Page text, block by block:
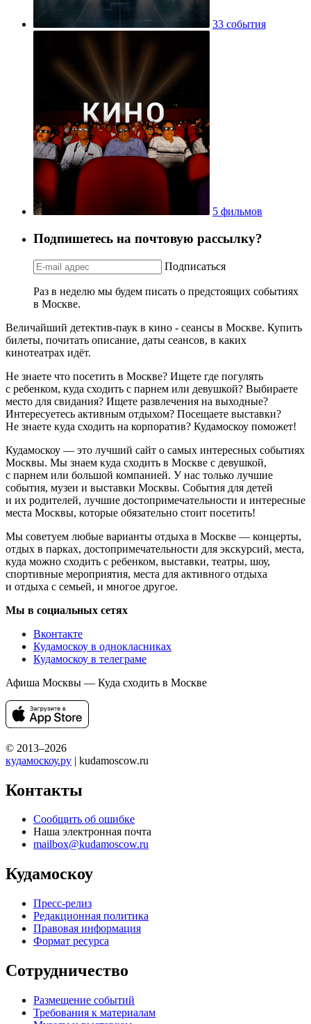
33 события
5 фильмов
Подпишетесь на почтовую рассылку?
Подписаться
Раз в неделю мы будем писать о предстоящих событиях
в Москве.
Величайший детектив-паук в кино - сеансы в Москве. Купить
билеты, почитать описание, даты сеансов, в каких
кинотеатрах идёт.
Не знаете что посетить в Москве? Ищете где погулять
с ребенком, куда сходить с парнем или девушкой? Выбираете
место для свидания? Ищете развлечения на выходные?
Интересуетесь активным отдыхом? Посещаете выставки?
Не знаете куда сходить на корпоратив? Кудамоскоу поможет!
Кудамоскоу — это лучший сайт о самых интересных событиях
Москвы. Мы знаем куда сходить в Москве с девушкой,
с парнем или большой компанией. У нас только лучшие
события, музеи и выставки Москвы. События для детей
и их родителей, лучшие достопримечательности и интересные
места Москвы, которые обязательно стоит посетить!
Мы советуем любые варианты отдыха в Москве — концерты,
отдых в парках, достопримечательности для экскурсий, места,
куда можно сходить с ребенком, выставки, театры, шоу,
спортивные мероприятия, места для активного отдыха
и отдыха с семьей, и многое другое.
Мы в социальных сетях
Вконтакте
Кудамоскоу в однокласниках
Кудамоскоу в телеграме
Афиша Москвы — Куда сходить в Москве
© 2013–2026
кудамоскоу.ру | kudamoscow.ru
Контакты
Сообщить об ошибке
Наша электронная почта
mailbox@kudamoscow.ru
Кудамоскоу
Пресс-релиз
Редакционная политика
Правовая информация
Формат ресурса
Сотрудничество
Размещение событий
Требования к материалам